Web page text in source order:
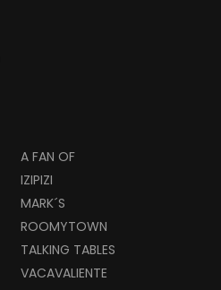
A FAN OF
IZIPIZI
MARK´S
ROOMYTOWN
TALKING TABLES
VACAVALIENTE